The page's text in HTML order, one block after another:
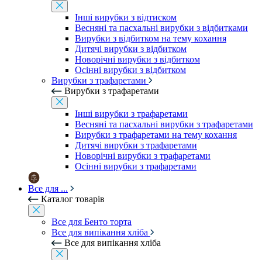
Інші вирубки з відтиском
Весняні та пасхальні вирубки з відбитками
Вирубки з відбитком на тему кохання
Дитячі вирубки з відбитком
Новорічні вирубки з відбитком
Осінні вирубки з відбитком
Вирубки з трафаретами
Вирубки з трафаретами
Інші вирубки з трафаретами
Весняні та пасхальні вирубки з трафаретами
Вирубки з трафаретами на тему кохання
Дитячі вирубки з трафаретами
Новорічні вирубки з трафаретами
Осінні вирубки з трафаретами
Все для ...
Каталог товарів
Все для Бенто торта
Все для випікання хліба
Все для випікання хліба